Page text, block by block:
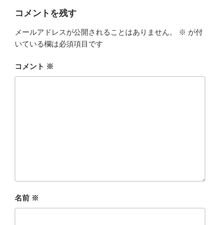
コメントを残す
メールアドレスが公開されることはありません。 ※ が付
いている欄は必須項目です
コメント ※
名前 ※